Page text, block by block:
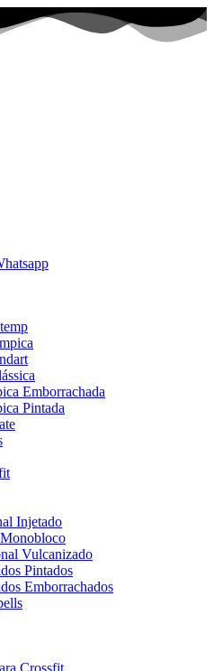
Emborrachada
Pintada
Injetado
Vulcanizado
Pintados
Emborrachados